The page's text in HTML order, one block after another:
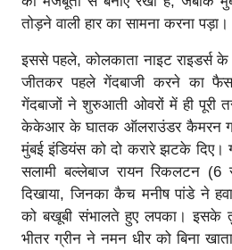
तोड़ने वाली हार का सामना करना पड़ा।
इससे पहले, कोलकाता नाइट राइडर्स
जीतकर पहले गेंदबाजी करने का
गेंदबाजों ने शुरुआती ओवरों में ही पूरी
केकेआर के घातक ऑलराउंडर कैमरन
मुंबई इंडियंस को दो करारे झटके
सलामी बल्लेबाज रायन रिकलटन (6
दिखाया, जिनका कैच मनीष पांडे ने
को बखूबी संभालते हुए लपका। इसके
भीतर ग्रीन ने नमन धीर को बिना